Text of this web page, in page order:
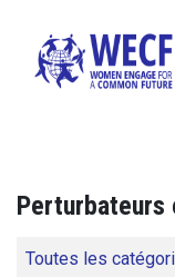
Perturbateurs
Toutes les